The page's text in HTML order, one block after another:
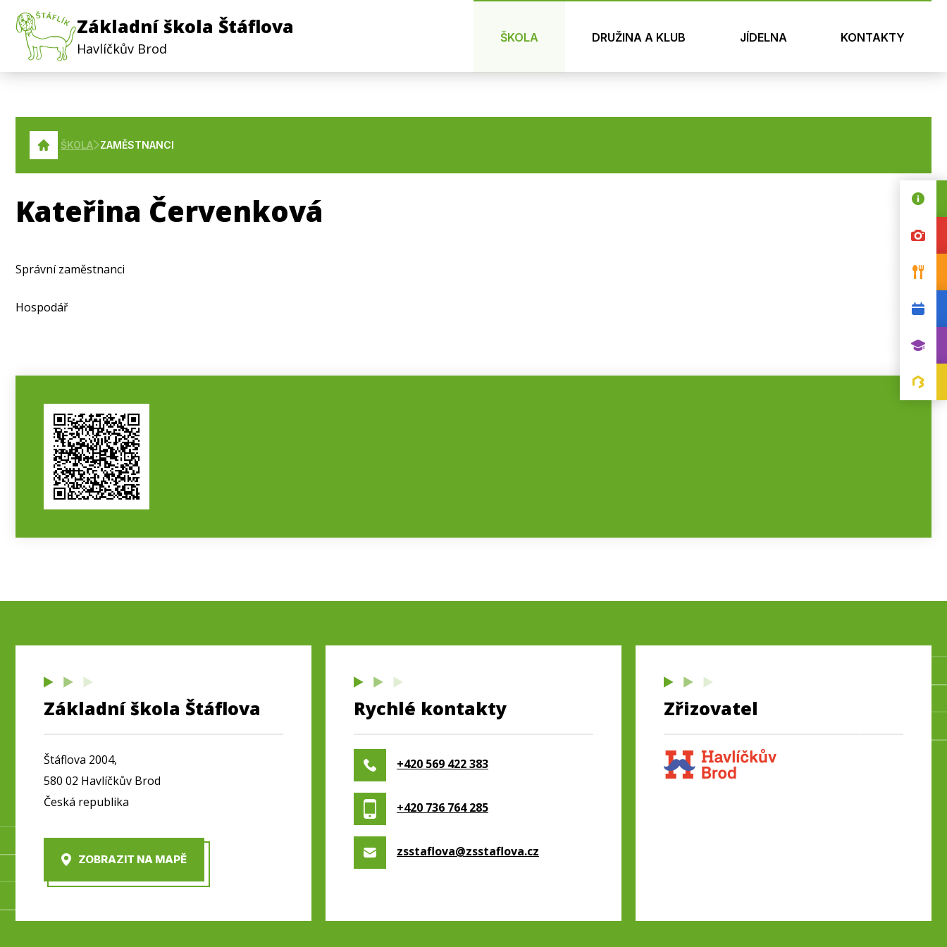
Základní škola Štáflova
Havlíčkův Brod
ŠKOLA DRUŽINA A KLUB JÍDELNA KONTAKTY
ŠKOLA ZAMĚSTNANCI
Kateřina Červenková
Správní zaměstnanci
Hospodář
Základní škola Štáflova
Štáflova 2004,
580 02 Havlíčkův Brod
Česká republika
ZOBRAZIT NA MAPĚ
Rychlé kontakty
+420 569 422 383
+420 736 764 285
zsstaflova@zsstaflova.cz
Zřizovatel